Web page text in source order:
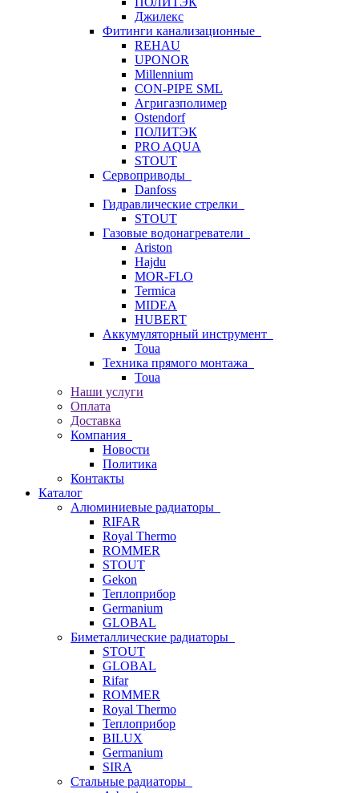
Джилекс
Фитинги канализационные
REHAU
UPONOR
Millennium
CON-PIPE SML
Агригазполимер
Ostendorf
ПОЛИТЭК
PRO AQUA
STOUT
Сервоприводы
Danfoss
Гидравлические стрелки
STOUT
Газовые водонагреватели
Ariston
Hajdu
MOR-FLO
Termica
MIDEA
HUBERT
Аккумуляторный инструмент
Toua
Техника прямого монтажа
Toua
Наши услуги
Оплата
Доставка
Компания
Новости
Политика
Контакты
Каталог
Алюминиевые радиаторы
RIFAR
Royal Thermo
ROMMER
STOUT
Gekon
Теплоприбор
Germanium
GLOBAL
Биметаллические радиаторы
STOUT
GLOBAL
Rifar
ROMMER
Royal Thermo
Теплоприбор
BILUX
Germanium
SIRA
Стальные радиаторы